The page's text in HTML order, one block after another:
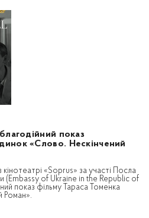
показ
«Слово. Нескінчений
«Soprus» за участі Посла
(Embassy of Ukraine in the Republic of
показ фільму Тараса Томенка
Роман».